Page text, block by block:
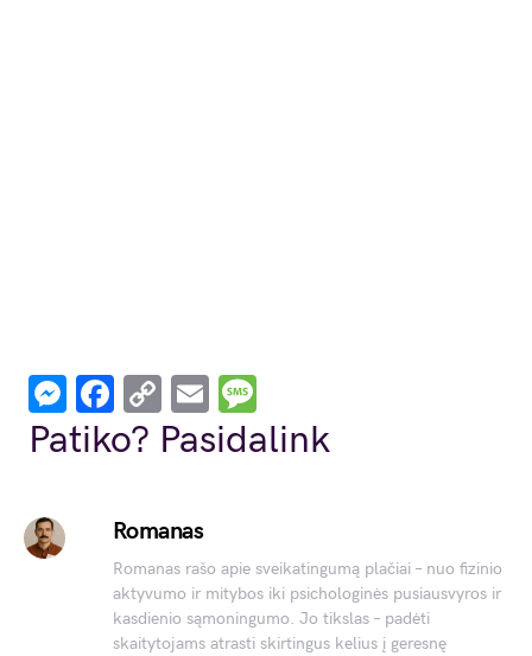
Messenger
Facebook
Copy
Link
Email
Patiko? Pasidalink
Romanas
Romanas rašo apie sveikatingumą plačiai – nuo fizinio
aktyvumo ir mitybos iki psichologinės pusiausvyros ir
kasdienio sąmoningumo. Jo tikslas – padėti
skaitytojams atrasti skirtingus kelius į geresnę